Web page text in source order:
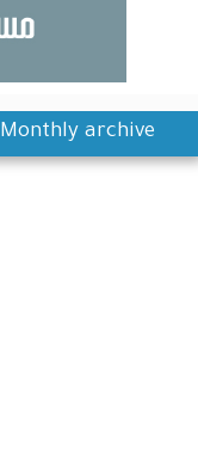
Monthly archive